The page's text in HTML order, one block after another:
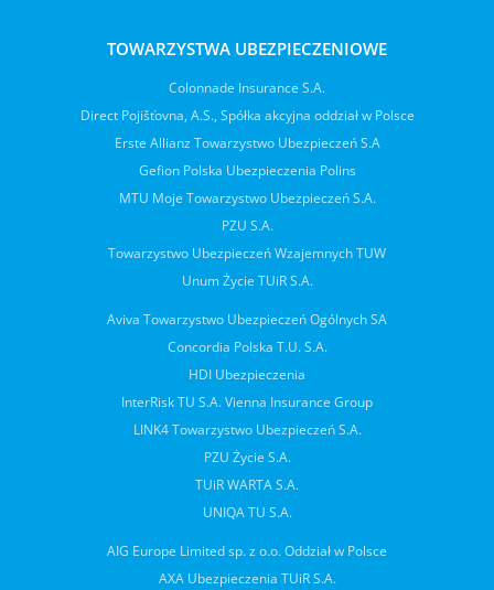
TOWARZYSTWA UBEZPIECZENIOWE
Colonnade Insurance S.A.
Direct Pojišťovna, A.S., Spółka akcyjna oddział w Polsce
Erste Allianz Towarzystwo Ubezpieczeń S.A
Gefion Polska Ubezpieczenia Polins
MTU Moje Towarzystwo Ubezpieczeń S.A.
PZU S.A.
Towarzystwo Ubezpieczeń Wzajemnych TUW
Unum Życie TUiR S.A.
Aviva Towarzystwo Ubezpieczeń Ogólnych SA
Concordia Polska T.U. S.A.
HDI Ubezpieczenia
InterRisk TU S.A. Vienna Insurance Group
LINK4 Towarzystwo Ubezpieczeń S.A.
PZU Życie S.A.
TUiR WARTA S.A.
UNIQA TU S.A.
AIG Europe Limited sp. z o.o. Oddział w Polsce
AXA Ubezpieczenia TUiR S.A.